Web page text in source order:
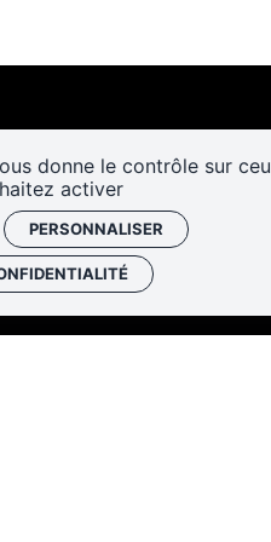
donne le contrôle sur
activer
PERSONNALISER
un don